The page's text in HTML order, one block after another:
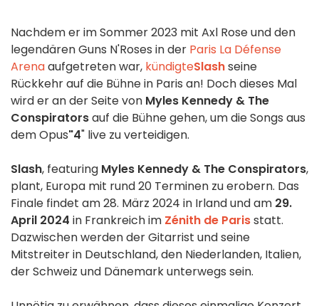
Nachdem er im Sommer 2023 mit Axl Rose und den
legendären Guns N'Roses in der Paris La Défense
Arenaaufgetreten war, kündigteSlashseine
Rückkehr auf die Bühne in Paris an! Doch dieses Mal
wird er an der Seite von Myles Kennedy & The
Conspiratorsauf die Bühne gehen, um die Songs aus
dem Opus"4" live zu verteidigen.
Slash, featuring Myles Kennedy & The Conspirators,
plant, Europa mit rund 20 Terminen zu erobern. Das
Finale findet am 28. März 2024 in Irland und am 29.
April 2024 in Frankreich im Zénith de Parisstatt.
Dazwischen werden der Gitarrist und seine
Mitstreiter in Deutschland, den Niederlanden, Italien,
der Schweiz und Dänemark unterwegs sein.